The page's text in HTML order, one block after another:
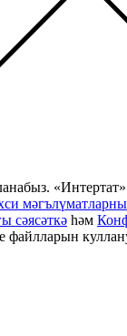
сәясәткә һәм
файлларын